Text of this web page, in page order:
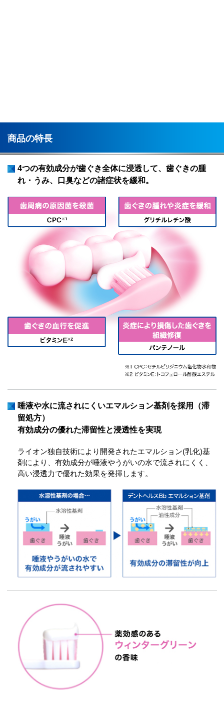
商品の特長
4つの有効成分が歯ぐき全体に浸透して、歯ぐきの腫
れ・うみ、口臭などの諸症状を緩和。
唾液や水に流されにくいエマルション基剤を採用（滞
留処方）
有効成分の優れた滞留性と浸透性を実現
ライオン独自技術により開発されたエマルション(乳化)基
剤により、有効成分が唾液やうがいの水で流されにくく、
高い浸透力で優れた効果を発揮します。